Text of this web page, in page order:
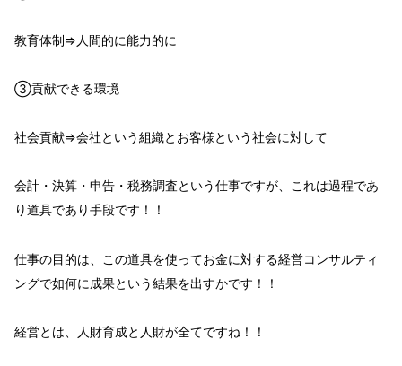
教育体制⇒人間的に能力的に
③貢献できる環境
社会貢献⇒会社という組織とお客様という社会に対して
会計・決算・申告・税務調査という仕事ですが、これは過程であ
り道具であり手段です！！
仕事の目的は、この道具を使ってお金に対する経営コンサルティ
ングで如何に成果という結果を出すかです！！
経営とは、 人財育成と人財が全てですね！！